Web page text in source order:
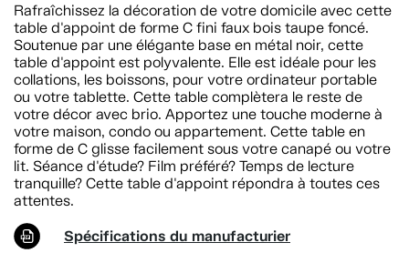
Rafraîchissez la décoration de votre domicile avec cette
table d'appoint de forme C fini faux bois taupe foncé.
Soutenue par une élégante base en métal noir, cette
table d'appoint est polyvalente. Elle est idéale pour les
collations, les boissons, pour votre ordinateur portable
ou votre tablette. Cette table complètera le reste de
votre décor avec brio. Apportez une touche moderne à
votre maison, condo ou appartement. Cette table en
forme de C glisse facilement sous votre canapé ou votre
lit. Séance d'étude? Film préféré? Temps de lecture
tranquille? Cette table d'appoint répondra à toutes ces
attentes.
Spécifications du manufacturier